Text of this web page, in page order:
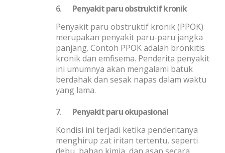
6. Penyakit paru obstruktif kronik
Penyakit paru obstruktif kronik (PPOK)
merupakan penyakit paru-paru jangka
panjang. Contoh PPOK adalah bronkitis
kronik dan emfisema. Penderita penyakit
ini umumnya akan mengalami batuk
berdahak dan sesak napas dalam waktu
yang lama.
7. Penyakit paru okupasional
Kondisi ini terjadi ketika penderitanya
menghirup zat iritan tertentu, seperti